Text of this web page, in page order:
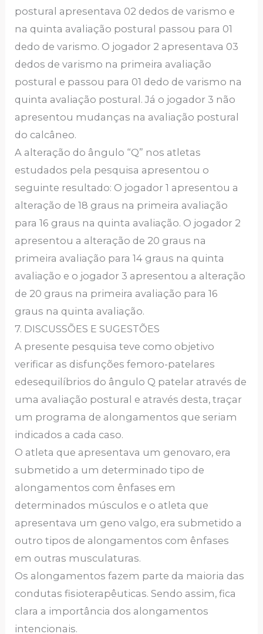
postural apresentava 02 dedos de varismo e
na quinta avaliação postural passou para 01
dedo de varismo. O jogador 2 apresentava 03
dedos de varismo na primeira avaliação
postural e passou para 01 dedo de varismo na
quinta avaliação postural. Já o jogador 3 não
apresentou mudanças na avaliação postural
do calcâneo.
A alteração do ângulo “Q” nos atletas
estudados pela pesquisa apresentou o
seguinte resultado: O jogador 1 apresentou a
alteração de 18 graus na primeira avaliação
para 16 graus na quinta avaliação. O jogador 2
apresentou a alteração de 20 graus na
primeira avaliação para 14 graus na quinta
avaliação e o jogador 3 apresentou a alteração
de 20 graus na primeira avaliação para 16
graus na quinta avaliação.
7. DISCUSSÕES E SUGESTÕES
A presente pesquisa teve como objetivo
verificar as disfunções femoro-patelares
edesequilíbrios do ângulo Q patelar através de
uma avaliação postural e através desta, traçar
um programa de alongamentos que seriam
indicados a cada caso.
O atleta que apresentava um genovaro, era
submetido a um determinado tipo de
alongamentos com ênfases em
determinados músculos e o atleta que
apresentava um geno valgo, era submetido a
outro tipos de alongamentos com ênfases
em outras musculaturas.
Os alongamentos fazem parte da maioria das
condutas fisioterapêuticas. Sendo assim, fica
clara a importância dos alongamentos
intencionais.